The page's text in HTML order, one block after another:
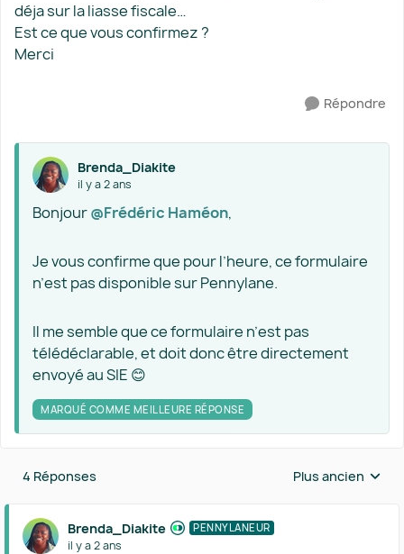
déja sur la liasse fiscale…
Est ce que vous confirmez ?
Merci
Répondre
Brenda_Diakite
il y a 2 ans
Bonjour@Frédéric Haméon,
Je vous confirme que pour l’heure, ce formulaire
n’est pas disponible sur Pennylane.
Il me semble que ce formulaire n’est pas
télédéclarable, et doit donc être directement
envoyé au SIE 😊
MARQUÉ COMME MEILLEURE RÉPONSE
4 Réponses Réponses triées
Plus ancien
Brenda_Diakite PENNYLANEUR
il y a 2 ans